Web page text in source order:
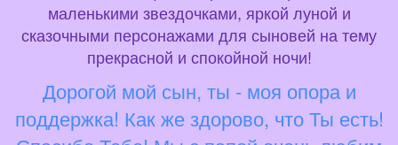
маленькими звездочками, яркой луной и
сказочными персонажами для сыновей на тему
прекрасной и спокойной ночи!
Дорогой мой сын, ты - моя опора и
поддержка! Как же здорово, что Ты есть!